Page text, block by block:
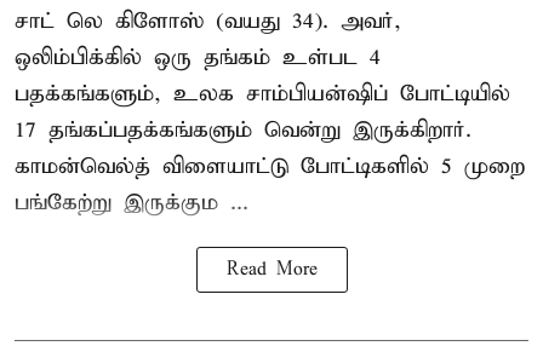
சாட் லெ கிளோஸ் (வயது 34). அவர்,
ஒலிம்பிக்கில் ஒரு தங்கம் உள்பட 4
பதக்கங்களும், உலக சாம்பியன்ஷிப் போட்டியில்
17 தங்கப்பதக்கங்களும் வென்று இருக்கிறார்.
காமன்வெல்த் விளையாட்டு போட்டிகளில் 5 முறை
பங்கேற்று இருக்கும ...
Read More